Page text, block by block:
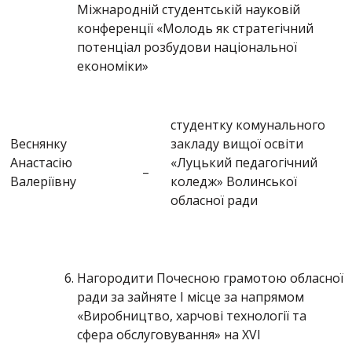
Міжнародній студентській науковій
конференції «Молодь як стратегічний
потенціал розбудови національної
економіки»
Веснянку
Анастасію
Валеріївну
–
студентку комунального
закладу вищої освіти
«Луцький педагогічний
коледж» Волинської
обласної ради
Нагородити Почесною грамотою обласної
ради за зайняте І місце за напрямом
«Виробництво, харчові технології та
сфера обслуговування» на XVІ